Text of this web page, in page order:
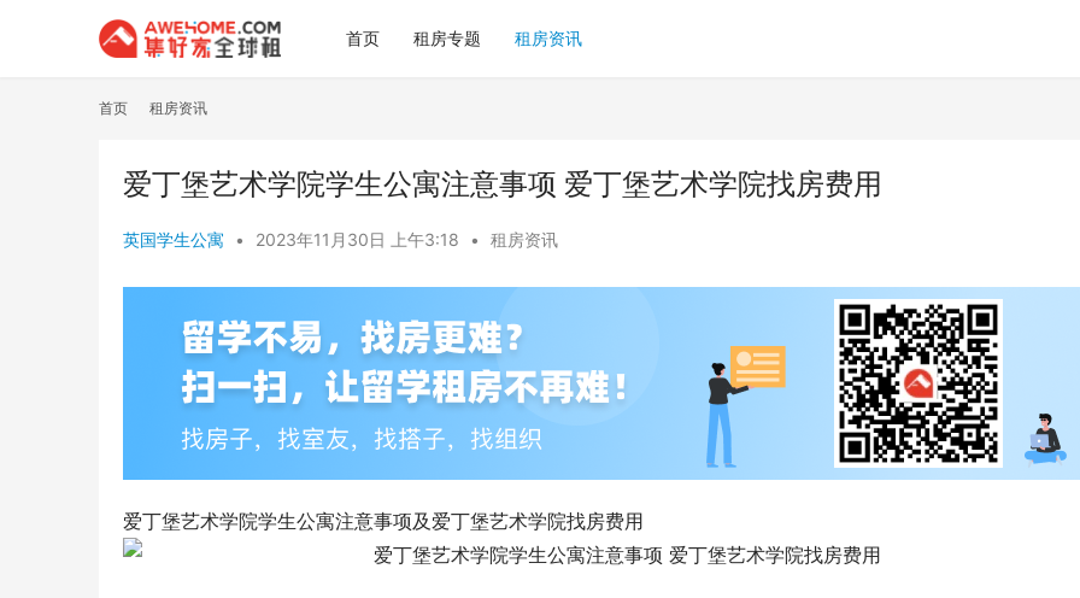
首页 租房专题 租房资讯
首页 租房资讯
爱丁堡艺术学院学生公寓注意事项 爱丁堡艺术学院找房费用
英国学生公寓 • 2023年11月30日 上午3:18 • 租房资讯
爱丁堡艺术学院学生公寓注意事项及爱丁堡艺术学院找房费用